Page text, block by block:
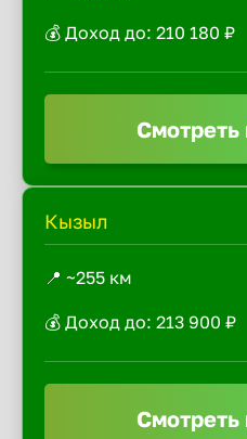
💰 Доход до: 210 180 ₽
Смотреть
Кызыл
📍 ~255 км
💰 Доход до: 213 900 ₽
Смотреть